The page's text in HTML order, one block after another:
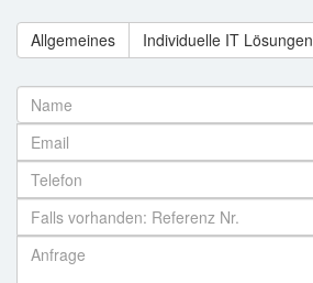
Allgemeines Individuelle IT Lösungen